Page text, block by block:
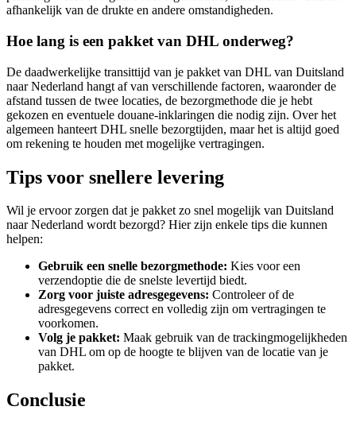
afhankelijk van de drukte en andere omstandigheden.
Hoe lang is een pakket van DHL onderweg?
De daadwerkelijke transittijd van je pakket van DHL van Duitsland
naar Nederland hangt af van verschillende factoren, waaronder de
afstand tussen de twee locaties, de bezorgmethode die je hebt
gekozen en eventuele douane-inklaringen die nodig zijn. Over het
algemeen hanteert DHL snelle bezorgtijden, maar het is altijd goed
om rekening te houden met mogelijke vertragingen.
Tips voor snellere levering
Wil je ervoor zorgen dat je pakket zo snel mogelijk van Duitsland
naar Nederland wordt bezorgd? Hier zijn enkele tips die kunnen
helpen:
Gebruik een snelle bezorgmethode: Kies voor een
verzendoptie die de snelste levertijd biedt.
Zorg voor juiste adresgegevens: Controleer of de
adresgegevens correct en volledig zijn om vertragingen te
voorkomen.
Volg je pakket: Maak gebruik van de trackingmogelijkheden
van DHL om op de hoogte te blijven van de locatie van je
pakket.
Conclusie